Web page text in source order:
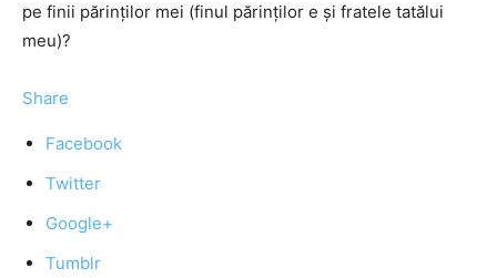
pe finii părinţilor mei (finul părinţilor e şi fratele tatălui
meu)?
Share
Facebook
Twitter
Google+
Tumblr